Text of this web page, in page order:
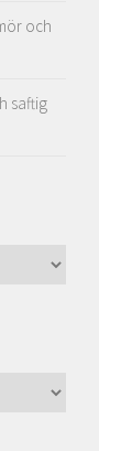
och
saftig